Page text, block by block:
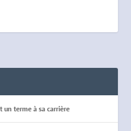
un terme à sa carrière